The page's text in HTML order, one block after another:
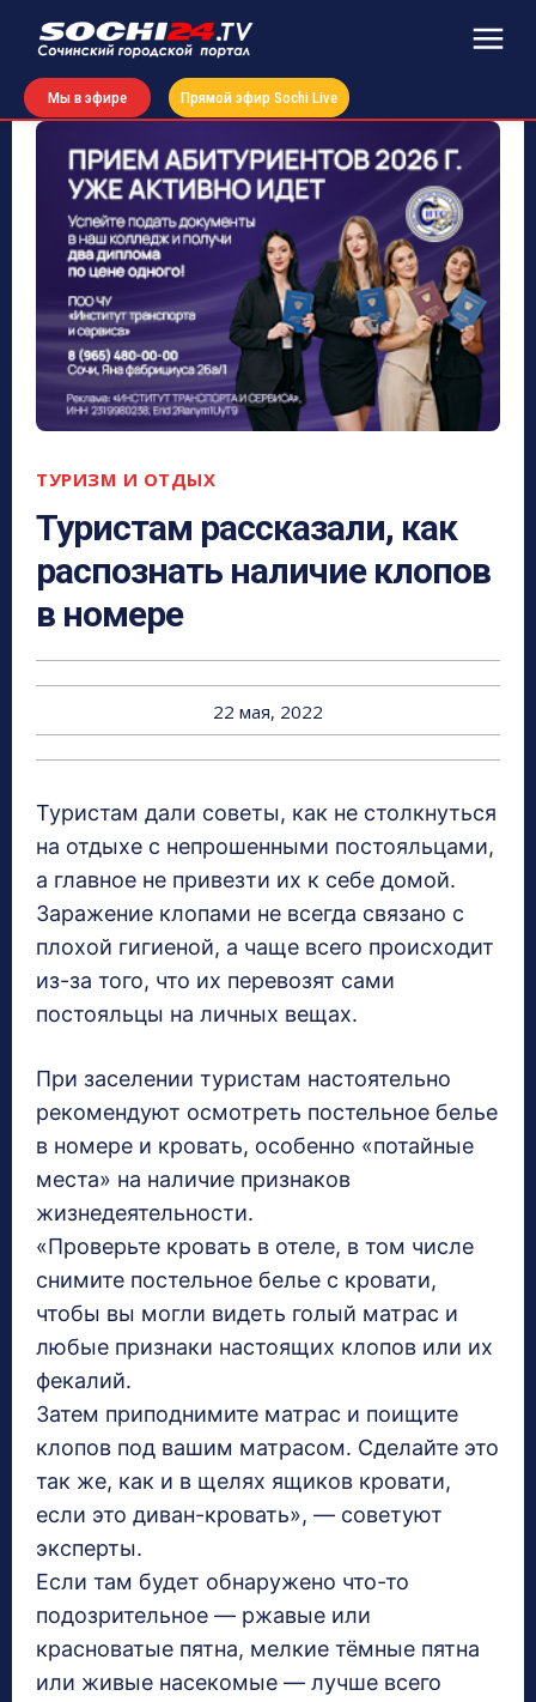
Мы в эфире Прямой эфир Sochi Live
ТУРИЗМ И ОТДЫХ
Туристам рассказали, как
распознать наличие клопов
в номере
22 мая, 2022
Туристам дали советы, как не столкнуться
на отдыхе с непрошенными постояльцами,
а главное не привезти их к себе домой.
Заражение клопами не всегда связано с
плохой гигиеной, а чаще всего происходит
из-за того, что их перевозят сами
постояльцы на личных вещах.
При заселении туристам настоятельно
рекомендуют осмотреть постельное белье
в номере и кровать, особенно «потайные
места» на наличие признаков
жизнедеятельности.
«Проверьте кровать в отеле, в том числе
снимите постельное белье с кровати,
чтобы вы могли видеть голый матрас и
любые признаки настоящих клопов или их
фекалий.
Затем приподнимите матрас и поищите
клопов под вашим матрасом. Сделайте это
так же, как и в щелях ящиков кровати,
если это диван-кровать», — советуют
эксперты.
Если там будет обнаружено что-то
подозрительное — ржавые или
красноватые пятна, мелкие тёмные пятна
или живые насекомые — лучше всего